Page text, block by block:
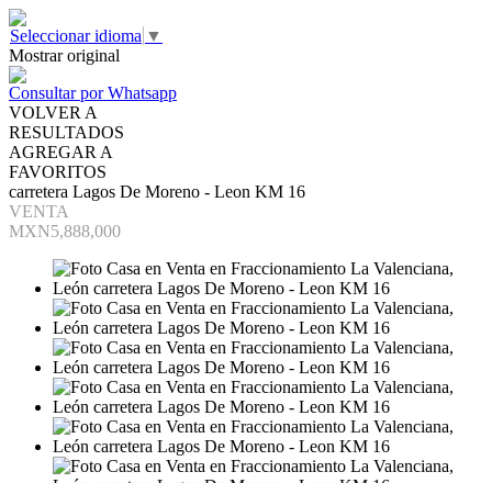
Seleccionar idioma ▼
Mostrar original
Consultar por Whatsapp
VOLVER A
RESULTADOS
AGREGAR A
FAVORITOS
carretera Lagos De Moreno - Leon KM 16
VENTA
MXN5,888,000